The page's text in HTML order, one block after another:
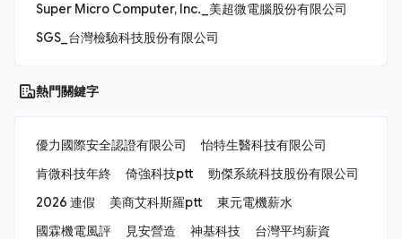
Super Micro Computer, Inc._美超微電腦股份有限公司
SGS_台灣檢驗科技股份有限公司
熱門關鍵字
優力國際安全認證有限公司
怡特生醫科技有限公司
肯微科技年終
倚強科技ptt
勁傑系統科技股份有限公司
2026 連假
美商艾科斯羅ptt
東元電機薪水
國霖機電風評
見安營造 神基科技
台灣平均薪資